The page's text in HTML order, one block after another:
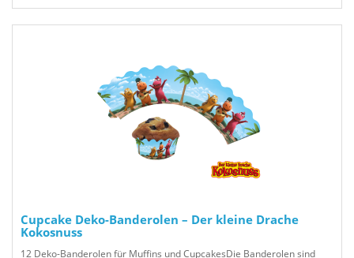
Cupcake Deko-Banderolen – Der kleine Drache
Kokosnuss
12 Deko-Banderolen für Muffins und CupcakesDie Banderolen sind